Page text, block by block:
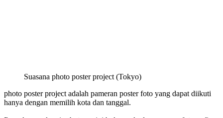
Suasana photo poster project (Tokyo)
photo poster project adalah pameran poster foto yang dapat diikuti
hanya dengan memilih kota dan tanggal.